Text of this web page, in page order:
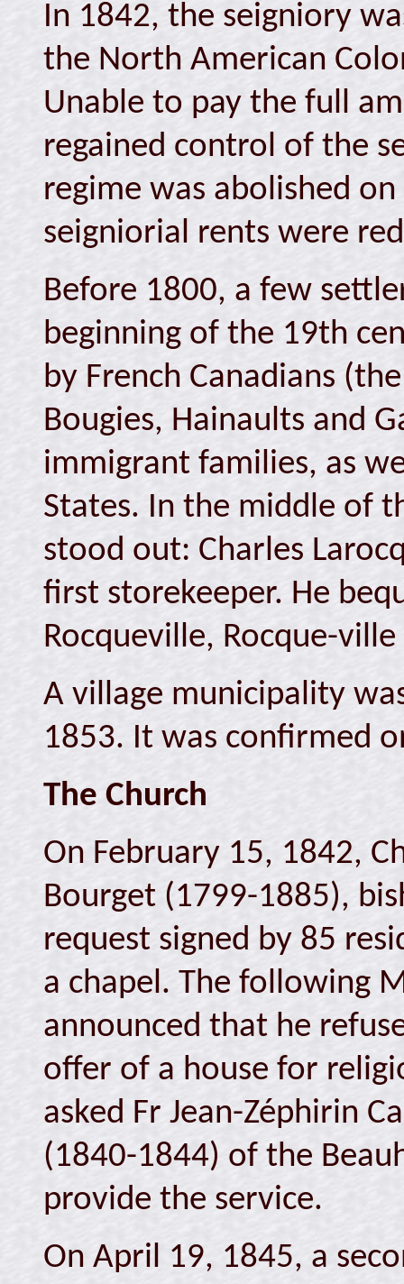
In 1842, the seigniory
the North American
Unable to pay the full
regained control of the
regime was abolished
seigniorial rents were
Before 1800, a few
beginning of the 19th
by French Canadians
Bougies, Hainaults and
immigrant families, as
States. In the middle of
stood out: Charles
first storekeeper. He
Rocqueville, Rocque-
A village municipality
1853. It was confirmed
The Church
On February 15, 1842,
Bourget (1799-1885),
request signed by 85
a chapel. The following
announced that he
offer of a house for
asked Fr Jean-Zéphirin
(1840-1844) of the
provide the service.
On April 19, 1845, a